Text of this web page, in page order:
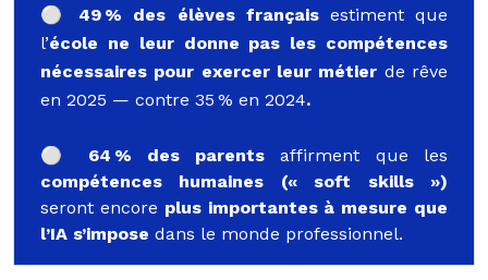
⚪️ 49 % des élèves françaisestiment que
l’école ne leur donne pas les compétences
nécessaires pour exercer leur métier de rêve
en 2025 — contre 35 % en 2024.
⚪️ 64 % des parents affirment que les
compétences humaines (« soft skills »)
seront encore plus importantes à mesure que
l’IA s’impose dans le monde professionnel.